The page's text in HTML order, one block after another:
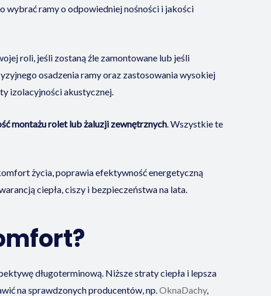
wybrać ramy o odpowiedniej nośności i jakości
roli, jeśli zostaną źle zamontowane lub jeśli
osadzenia ramy oraz zastosowania wysokiej
izolacyjności akustycznej.
montażu rolet lub żaluzji zewnętrznych . Wszystkie te
życia, poprawia efektywność energetyczną
ciepła, ciszy i bezpieczeństwa na lata.
długoterminową. Niższe straty ciepła i lepsza
na sprawdzonych producentów, np. OknaDachy,